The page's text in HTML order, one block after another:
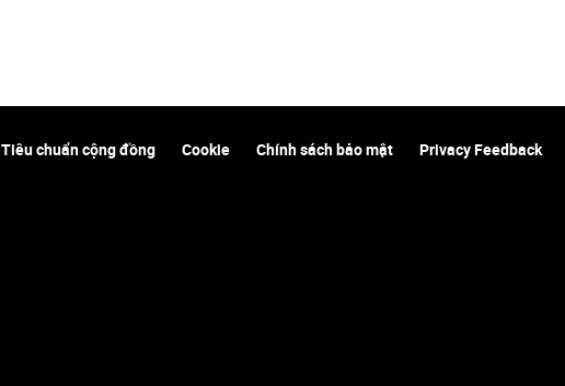
Tiêu chuẩn cộng đồng Cookie Chính sách bảo mật Privacy Feedback